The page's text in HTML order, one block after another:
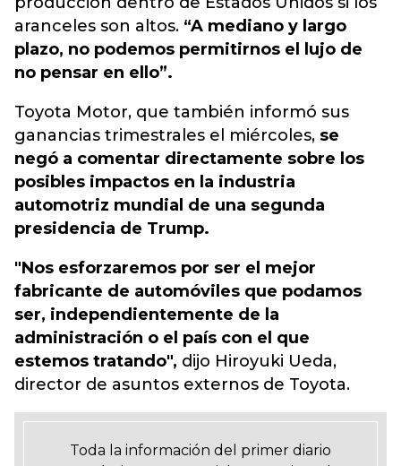
aranceles son altos. “A mediano y largo
plazo, no podemos permitirnos el lujo de
no pensar en ello”.
Toyota Motor, que también informó sus
ganancias trimestrales el miércoles, se
negó a comentar directamente sobre los
posibles impactos en la industria
automotriz mundial de una segunda
presidencia de Trump.
"Nos esforzaremos por ser el mejor
fabricante de automóviles que podamos
ser, independientemente de la
administración o el país con el que
estemos tratando", dijo Hiroyuki Ueda,
director de asuntos externos de Toyota.
Toda la información del primer diario